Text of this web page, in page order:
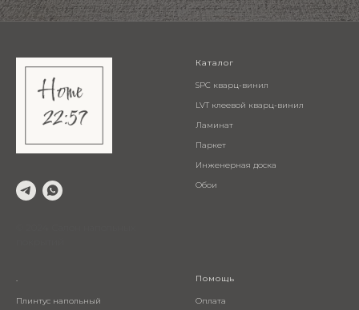
Каталог
SPC кварц-винил
LVT клеевой кварц-винил
Ламинат
Паркет
Инженерная доска
Обои
.
Плинтус напольный
Помощь
Оплата